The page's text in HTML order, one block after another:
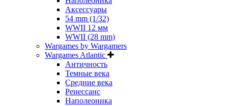
Аксессуары
54 mm (1/32)
WWII 12 мм
WWII (28 mm)
Wargames by Wargamers
Wargames Atlantic
Античность
Темные века
Средние века
Ренессанс
Наполеоника